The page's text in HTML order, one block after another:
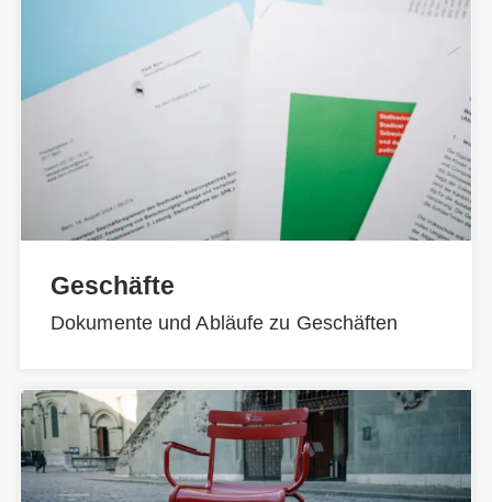
Geschäfte
Dokumente und Abläufe zu Geschäften